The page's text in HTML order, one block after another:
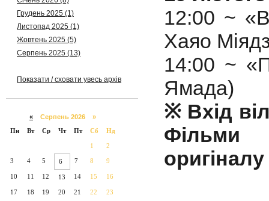
Грудень 2025 (1)
Листопад 2025 (1)
Жовтень 2025 (5)
Серпень 2025 (13)
Показати / сховати увесь архів
« Серпень 2026 »
Пн
Вт Ср Чт Пт Сб Нд
1 2
3 4 5 6 7 8 9
10 11 12 13 14 15 16
17 18 19 20 21 22 23
12:00 ~
Хаяо
14:00 ~
Ямада)
※ Вхід
Фільми